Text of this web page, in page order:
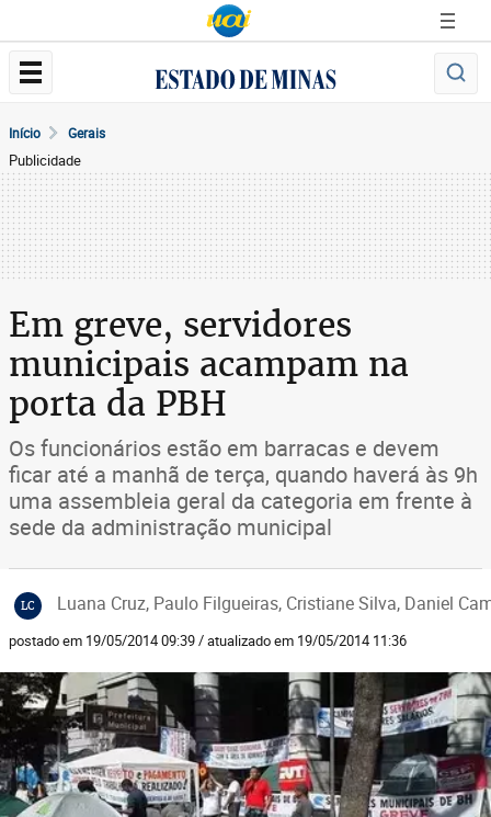
Início Gerais
Publicidade
Em greve, servidores
municipais acampam na
porta da PBH
Os funcionários estão em barracas e devem
ficar até a manhã de terça, quando haverá às 9h
uma assembleia geral da categoria em frente à
sede da administração municipal
LC Luana Cruz, Paulo Filgueiras, Cristiane Silva, Daniel
postado em 19/05/2014 09:39 / atualizado em 19/05/2014 11:36